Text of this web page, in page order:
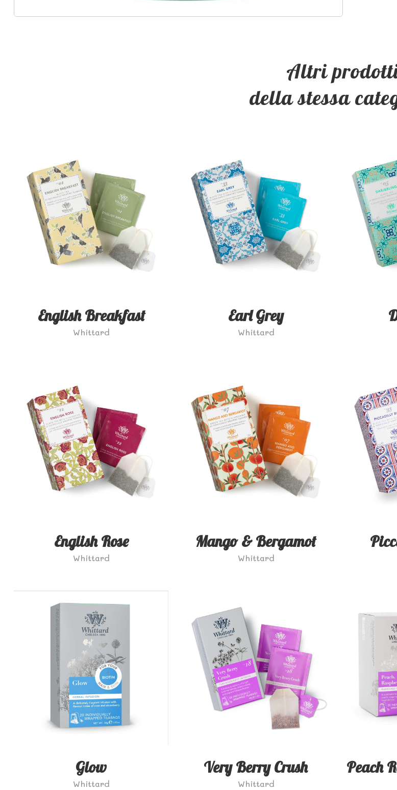
Altri
della stessa
English Breakfast
Whittard
Earl Grey
Whittard
English Rose
Whittard
Mango & Bergamot
Whittard
Glow
Whittard
Very Berry Crush
Whittard
Peach